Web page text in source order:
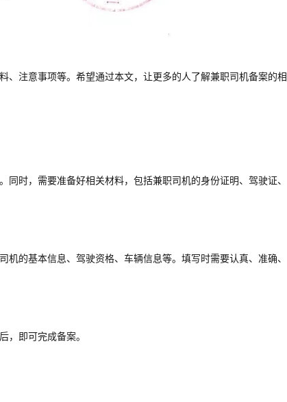
注意事项等。希望通过本文，让更多的人了解兼职司机备案的相
时，需要准备好相关材料，包括兼职司机的身份证明、驾驶证、
的基本信息、驾驶资格、车辆信息等。填写时需要认真、准确、
，即可完成备案。